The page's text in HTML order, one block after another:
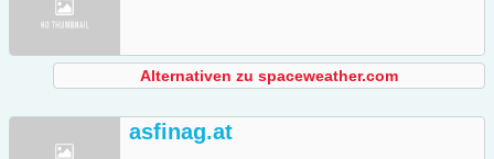
Alternativen zu spaceweather.com
asfinag.at